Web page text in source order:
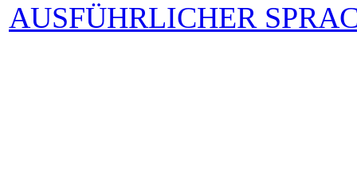
AUSFÜHRLICHER